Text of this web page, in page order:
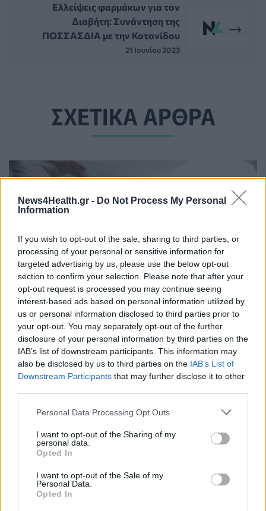
News4Health.gr - Do Not Process My Personal
Information
If you wish to opt-out of the sale, sharing to third parties, or
processing of your personal or sensitive information for
targeted advertising by us, please use the below opt-out
section to confirm your selection. Please note that after your
opt-out request is processed you may continue seeing
interest-based ads based on personal information utilized by
us or personal information disclosed to third parties prior to
your opt-out. You may separately opt-out of the further
disclosure of your personal information by third parties on the
IAB’s list of downstream participants. This information may
also be disclosed by us to third parties on the IAB’s List of
Downstream Participants that may further disclose it to other
Personal Data Processing Opt Outs
I want to opt-out of the Sharing of my
personal data.
Opted In
I want to opt-out of the Sale of my
Personal Data.
Opted In
Ελλείψεις φαρμάκων για τον
Διαβήτη: Συνάντηση της
ΠΟΣΣΑΣΔΙΑ με την Κοτανίδου
21 Ιουνίου 2023
ΣΧΕΤΙΚΑ ΑΡΘΡΑ
ΥΓΕΊΑ 06/08/2026 - 21:22
ΕΟΔΥ: Σε ύφεση κορονοϊός, γρίπη και RSV με μόλις
επτά νέες εισαγωγές για κάθε ιό